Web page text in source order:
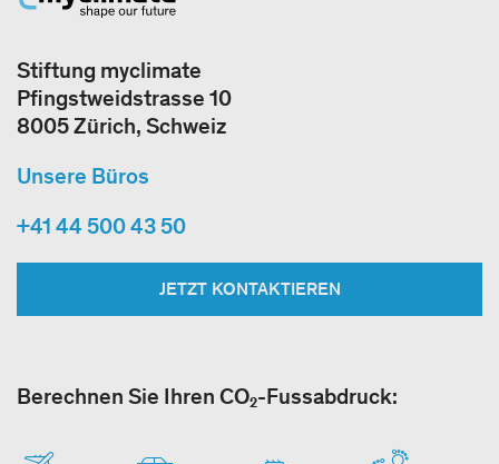
Stiftung myclimate
Pfingstweidstrasse 10
8005 Zürich, Schweiz
Unsere Büros
+41 44 500 43 50
JETZT KONTAKTIEREN
Berechnen Sie Ihren CO₂-Fussabdruck: